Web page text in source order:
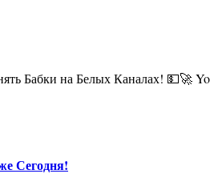
Сегодня!